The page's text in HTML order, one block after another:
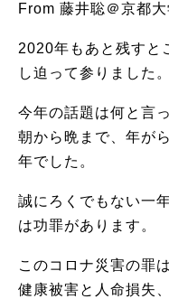
From 藤井聡＠京都
2020年もあと残すと
し迫って参りました。
今年の話題は何と言
朝から晩まで、年が
年でした。
誠にろくでもない一
は功罪があります。
このコロナ災害の罪
健康被害と人命損失